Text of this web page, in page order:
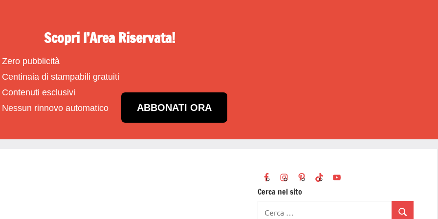
Scopri l’Area Riservata!
Zero pubblicità
Centinaia di stampabili gratuiti
Contenuti esclusivi
Nessun rinnovo automatico
ABBONATI ORA
Cerca nel sito